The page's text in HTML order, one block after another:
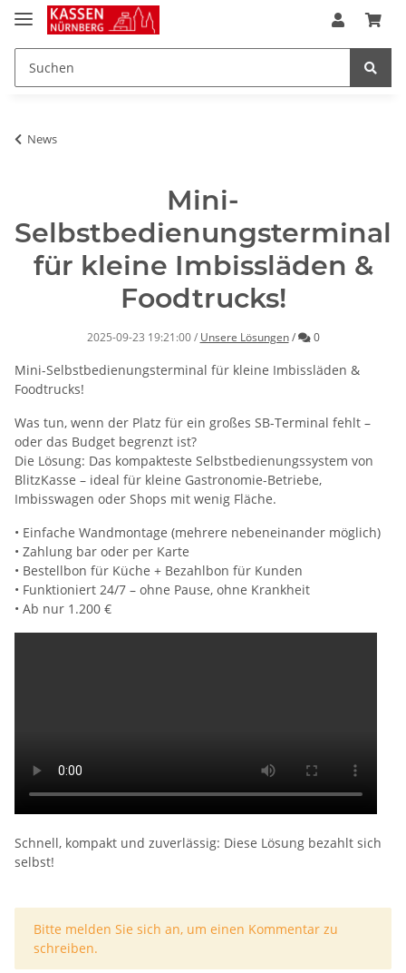
News
Mini-
Selbstbedienungsterminal
für kleine Imbissläden &
Foodtrucks!
2025-09-23 19:21:00 / Unsere Lösungen / Kommentare
0
Mini-Selbstbedienungsterminal für kleine Imbissläden &
Foodtrucks!
Was tun, wenn der Platz für ein großes SB-Terminal fehlt –
oder das Budget begrenzt ist?
Die Lösung: Das kompakteste Selbstbedienungssystem von
BlitzKasse – ideal für kleine Gastronomie-Betriebe,
Imbisswagen oder Shops mit wenig Fläche.
• Einfache Wandmontage (mehrere nebeneinander möglich)
• Zahlung bar oder per Karte
• Bestellbon für Küche + Bezahlbon für Kunden
• Funktioniert 24/7 – ohne Pause, ohne Krankheit
• Ab nur 1.200 €
Schnell, kompakt und zuverlässig: Diese Lösung bezahlt sich
selbst!
x
Bitte melden Sie sich an, um einen Kommentar zu
schreiben.